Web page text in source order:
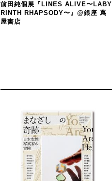
前田純個展『LINES ALIVE〜LABY
RINTH RHAPSODY〜』@銀座 蔦
屋書店